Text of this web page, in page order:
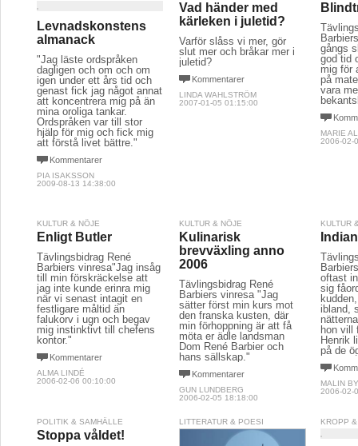
Levnadskonstens
almanack
"Jag läste ordspråken
dagligen och om och om
igen under ett års tid och
genast fick jag något annat
att koncentrera mig på än
mina oroliga tankar.
Ordspråken var till stor
hjälp för mig och fick mig
att förstå livet bättre."
Kommentarer
PIA ISAKSSON
2009-08-13 14:38:00
Vad händer med
kärleken i juletid?
Varför slåss vi mer, gör
slut mer och bråkar mer i
juletid?
Kommentarer
LINDA WAHLSTRÖM
2007-01-05 01:15:00
gångs
god tid
mig för
på
vara
MARIE
2006-02-
KULTUR & NÖJE
Enligt Butler
Tävlingsbidrag René
Barbiers vinresa"Jag insåg
till min förskräckelse att
jag inte kunde erinra mig
när vi senast intagit en
festligare måltid än
falukorv i ugn och begav
mig instinktivt till chefens
kontor."
Kommentarer
ALMA LINDÉ
2006-02-06 00:10:00
KULTUR & NÖJE
Kulinarisk
brevväxling anno
2006
Tävlingsbidrag René
Barbiers vinresa "Jag
sätter först min kurs mot
den franska kusten, där
min förhoppning är att få
möta er ädle landsman
Dom René Barbier och
hans sällskap."
Kommentarer
GUN LUNDBERG
2006-02-05 18:18:00
KULTUR
oftast
sig
ibland,
hon vill
Henrik
på de
MALIN
2006-02-
POLITIK & SAMHÄLLE
Stoppa våldet!
LITTERATUR & POESI KROPP